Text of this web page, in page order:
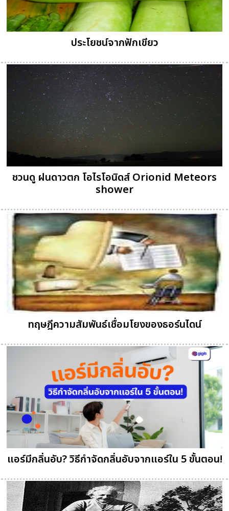
ประโยชน์จากฟักเขียว
ชวนดู ฝนดาวตก โอไรโอนิดส์ Orionid Meteors
shower
ทฤษฎีความสัมพันธ์เชื่อมโยงของธอร์นไดน์
แอร์มีกลิ่นอับ? วิธีกำจัดกลิ่นอับจากแอร์ใน 5 ขั้นตอน!